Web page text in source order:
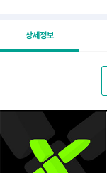
상세정보